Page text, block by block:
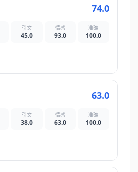
74.0
引文
45.0
情感
93.0
准确
100.0
63.0
引文
38.0
情感
63.0
准确
100.0